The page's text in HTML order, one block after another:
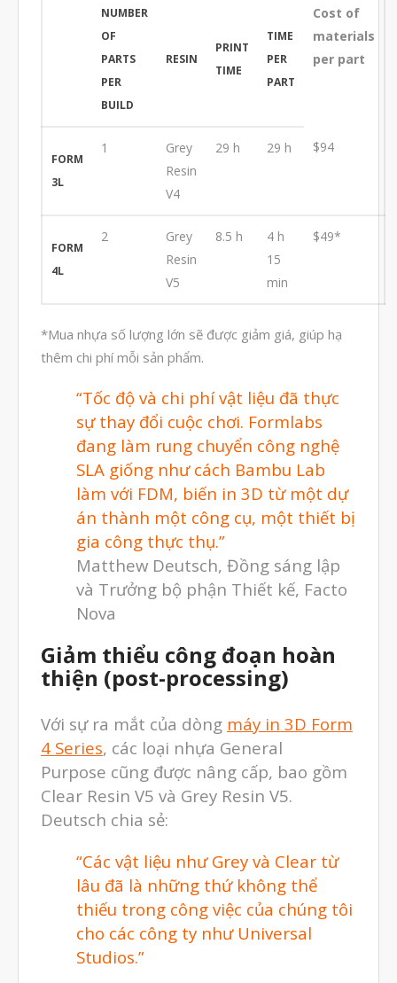
Tháng Tư 2021
Tháng Ba 2021
Tháng Bảy 2020
Tháng Năm 2020
Tháng Ba 2020
Tháng Hai 2020
Tháng Một 2020
Tháng Mười Hai 2019
Tháng Mười Một 2019
Tháng Mười 2019
Tháng Chín 2019
Tháng Bảy 2019
Tháng Sáu 2019
Tháng Tư 2019
Tháng Ba 2019
Automotive
File 3D
Fuse 1
NUMBER
OF
PARTS
PER
BUILD
RESIN
PRINT
TIME
TIME
PER
PART
Cost of
materials
per part
FORM
3L
1
Grey
Resin
V4
29 h 29 h $94
FORM
4L
2
Grey
Resin
V5
8.5 h
4 h
15
min
$49*
*Mua nhựa số lượng lớn sẽ được giảm giá, giúp hạ
thêm chi phí mỗi sản phẩm.
“Tốc độ và chi phí vật liệu đã thực
sự thay đổi cuộc chơi. Formlabs
đang làm rung chuyển công nghệ
SLA giống như cách Bambu Lab
làm với FDM, biến in 3D từ một dự
án thành một công cụ, một thiết bị
gia công thực thụ.”
Matthew Deutsch, Đồng sáng lập
và Trưởng bộ phận Thiết kế, Facto
Nova
Giảm thiểu công đoạn hoàn
thiện (post-processing)
Với sự ra mắt của dòng máy in 3D Form
4 Series, các loại nhựa General
Purpose cũng được nâng cấp, bao gồm
Clear Resin V5 và Grey Resin V5.
Deutsch chia sẻ:
“Các vật liệu như Grey và Clear từ
lâu đã là những thứ không thể
thiếu trong công việc của chúng tôi
cho các công ty như Universal
Studios.”